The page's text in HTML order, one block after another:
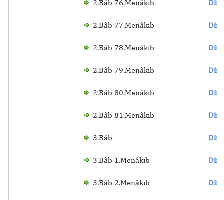
2.Bâb 76.Menâkıb
2.Bâb 77.Menâkıb
2.Bâb 78.Menâkıb
2.Bâb 79.Menâkıb
2.Bâb 80.Menâkıb
2.Bâb 81.Menâkıb
3.Bâb
3.Bâb 1.Menâkıb
3.Bâb 2.Menâkıb